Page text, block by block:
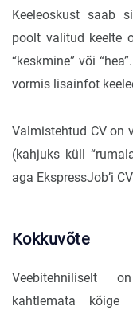
Keeleoskust saab
poolt valitud keelte
“keskmine” või
vormis lisainfot
Valmistehtud CV on
(kahjuks küll
aga EkspressJob’i
Kokkuvõte
Veebitehniliselt
kahtlemata kõige